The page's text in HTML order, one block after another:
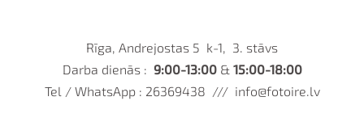
Rīga, Andrejostas 5 k-1, 3. stāvs
Darba dienās : 9:00-13:00 &15:00-18:00
Tel / WhatsApp : 26369438 /// info@fotoire.lv